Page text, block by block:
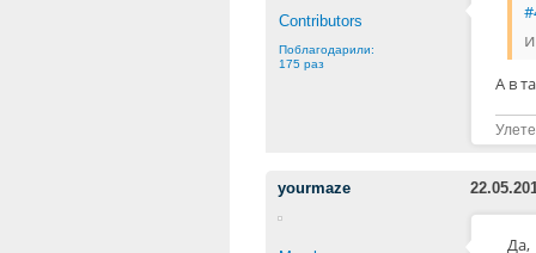
Contributors
Поблагодарили:
175 раз
А в
yourmaze
Да,